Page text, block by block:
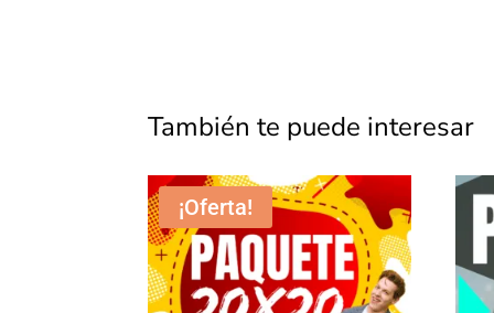
También te puede interesar
¡Oferta!